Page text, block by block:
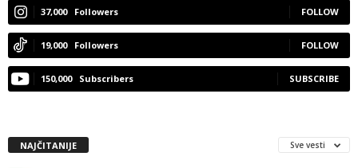
37,000 Followers FOLLOW
19,000 Followers FOLLOW
150,000 Subscribers SUBSCRIBE
NAJČITANIJE Sve vesti